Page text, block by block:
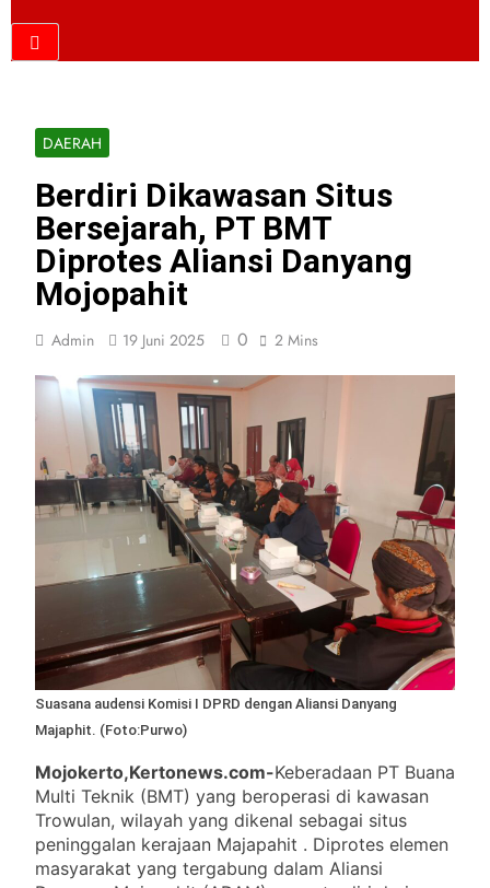
DAERAH
Berdiri Dikawasan Situs
Bersejarah, PT BMT
Diprotes Aliansi Danyang
Mojopahit
Admin 19 Juni 2025 0 2 Mins
Suasana audensi Komisi I DPRD dengan Aliansi Danyang
Majaphit. (Foto:Purwo)
Mojokerto,Kertonews.com-Keberadaan PT Buana
Multi Teknik (BMT) yang beroperasi di kawasan
Trowulan, wilayah yang dikenal sebagai situs
peninggalan kerajaan Majapahit . Diprotes elemen
masyarakat yang tergabung dalam Aliansi